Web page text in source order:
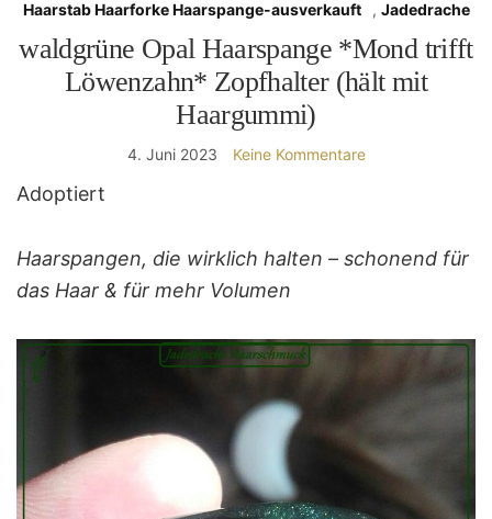
Haarstab Haarforke Haarspange-ausverkauft , Jadedrache
waldgrüne Opal Haarspange *Mond trifft
Löwenzahn* Zopfhalter (hält mit
Haargummi)
4. Juni 2023 Keine Kommentare
Adoptiert
Haarspangen, die wirklich halten – schonend für
das Haar & für mehr Volumen